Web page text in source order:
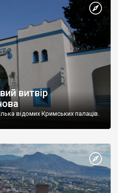
витвір
відомих Кримських палаців.